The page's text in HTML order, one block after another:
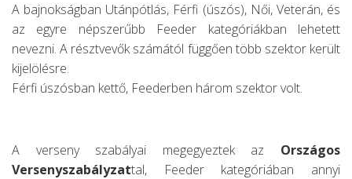
A bajnokságban Utánpótlás, Férfi (úszós), Női, Veterán, és
az egyre népszerűbb Feeder kategóriákban lehetett
nevezni. A résztvevők számától függően több szektor került
kijelölésre.
Férfi úszósban kettő, Feederben három szektor volt.
A verseny szabályai megegyeztek az Országos
Versenyszabályzattal, Feeder kategóriában annyi